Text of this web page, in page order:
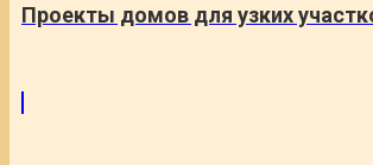
Проекты домов для узких